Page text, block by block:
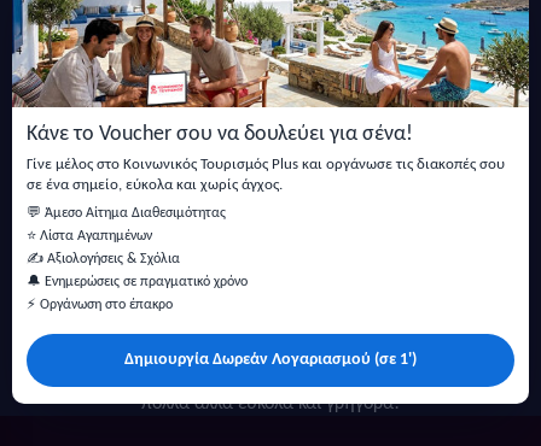
Κάνε το Voucher σου να δουλεύει για σένα!
Γίνε μέλος στο Κοινωνικός Τουρισμός Plus και οργάνωσε τις διακοπές σου
σε ένα σημείο, εύκολα και χωρίς άγχος.
💬 Άμεσο Αίτημα Διαθεσιμότητας
⭐ Λίστα Αγαπημένων
✍️ Αξιολογήσεις & Σχόλια
🔔 Ενημερώσεις σε πραγματικό χρόνο
⚡ Οργάνωση στο έπακρο
Δημιουργία Δωρεάν Λογαριασμού (σε 1')
Εγγραφείτε στο newsletter μας
Μείνετε ενημερωμένοι με τις τελευταίες ειδήσεις, ανακοινώσεις
και άρθρα.
πολλά άλλα ευκολα και γρήγορα!